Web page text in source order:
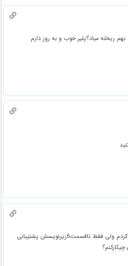
سلام.من زیرنویس این فیلم رادانلودکردم ولی فقط تاقسمت6زیرنویسش پشتیبانی